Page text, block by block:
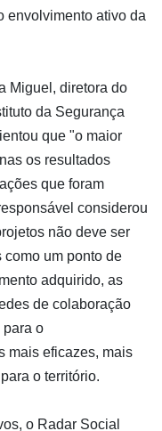
envolvimento ativo da
Miguel, diretora do
da Segurança
que "o maior
os resultados
que foram
considerou
não deve ser
como um ponto de
adquirido, as
de colaboração
para o
mais eficazes, mais
o território.
o Radar Social